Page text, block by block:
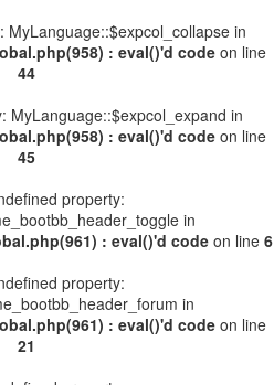
MyLanguage::$expcol_collapse in
: eval()'d codeon line
44
MyLanguage::$expcol_expand in
: eval()'d codeon line
45
property:
in
: eval()'d codeon line 6
property:
in
: eval()'d codeon line
21